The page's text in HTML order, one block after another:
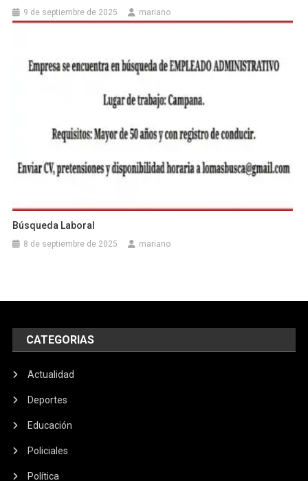
9 de septiembre de 2025 mariano
Búsqueda Laboral
8 de septiembre de 2025 mariano
CATEGORIAS
Actualidad
Deportes
Educación
Policiales
Política